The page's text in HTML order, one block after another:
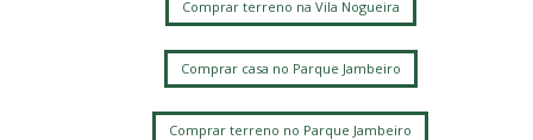
Comprar terreno na Vila Nogueira
Comprar casa no Parque Jambeiro
Comprar terreno no Parque Jambeiro